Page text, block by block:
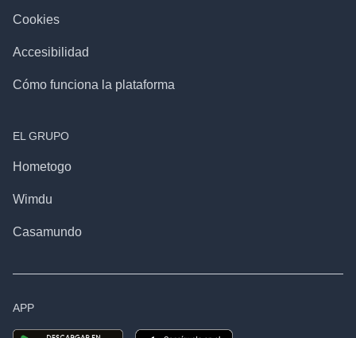
Cookies
Accesibilidad
Cómo funciona la plataforma
EL GRUPO
Hometogo
Wimdu
Casamundo
APP